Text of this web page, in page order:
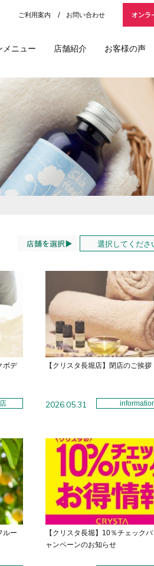
オンラ
お問い合わせ
ご利用案内
メニュー 店舗紹介 お客様の声
ボデ
【クリスタ長堀店】閉店のご挨拶
2026.05.31
ルー
【クリスタ長堀】10％チェック
ャンペーンのお知らせ